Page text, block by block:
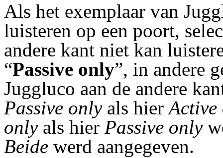
Als het exemplaar van
luisteren op een poort,
andere kant niet kan
“Passive only”, in andere
Juggluco aan de andere
Passive onlyals hierActive
onlyals hier Passive only
Beide werd aangegeven.